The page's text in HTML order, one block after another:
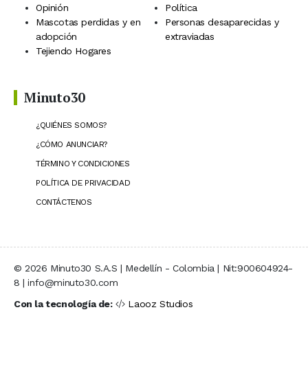
Opinión
Política
Mascotas perdidas y en
adopción
Personas desaparecidas y
extraviadas
Tejiendo Hogares
Minuto30
¿QUIÉNES SOMOS?
¿CÓMO ANUNCIAR?
TÉRMINO Y CONDICIONES
POLÍTICA DE PRIVACIDAD
CONTÁCTENOS
© 2026 Minuto30 S.A.S | Medellín - Colombia | Nit:900604924-
8 | info@minuto30.com
Con la tecnología de:
Laooz Studios